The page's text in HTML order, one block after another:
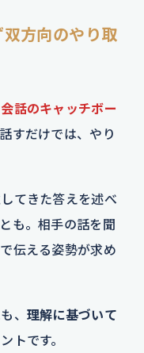
方向のやり取
会話のキャッチボー
すだけでは、やり
てきた答えを述べ
も。相手の話を聞
伝える姿勢が求め
、 理解に基づいて
トです。